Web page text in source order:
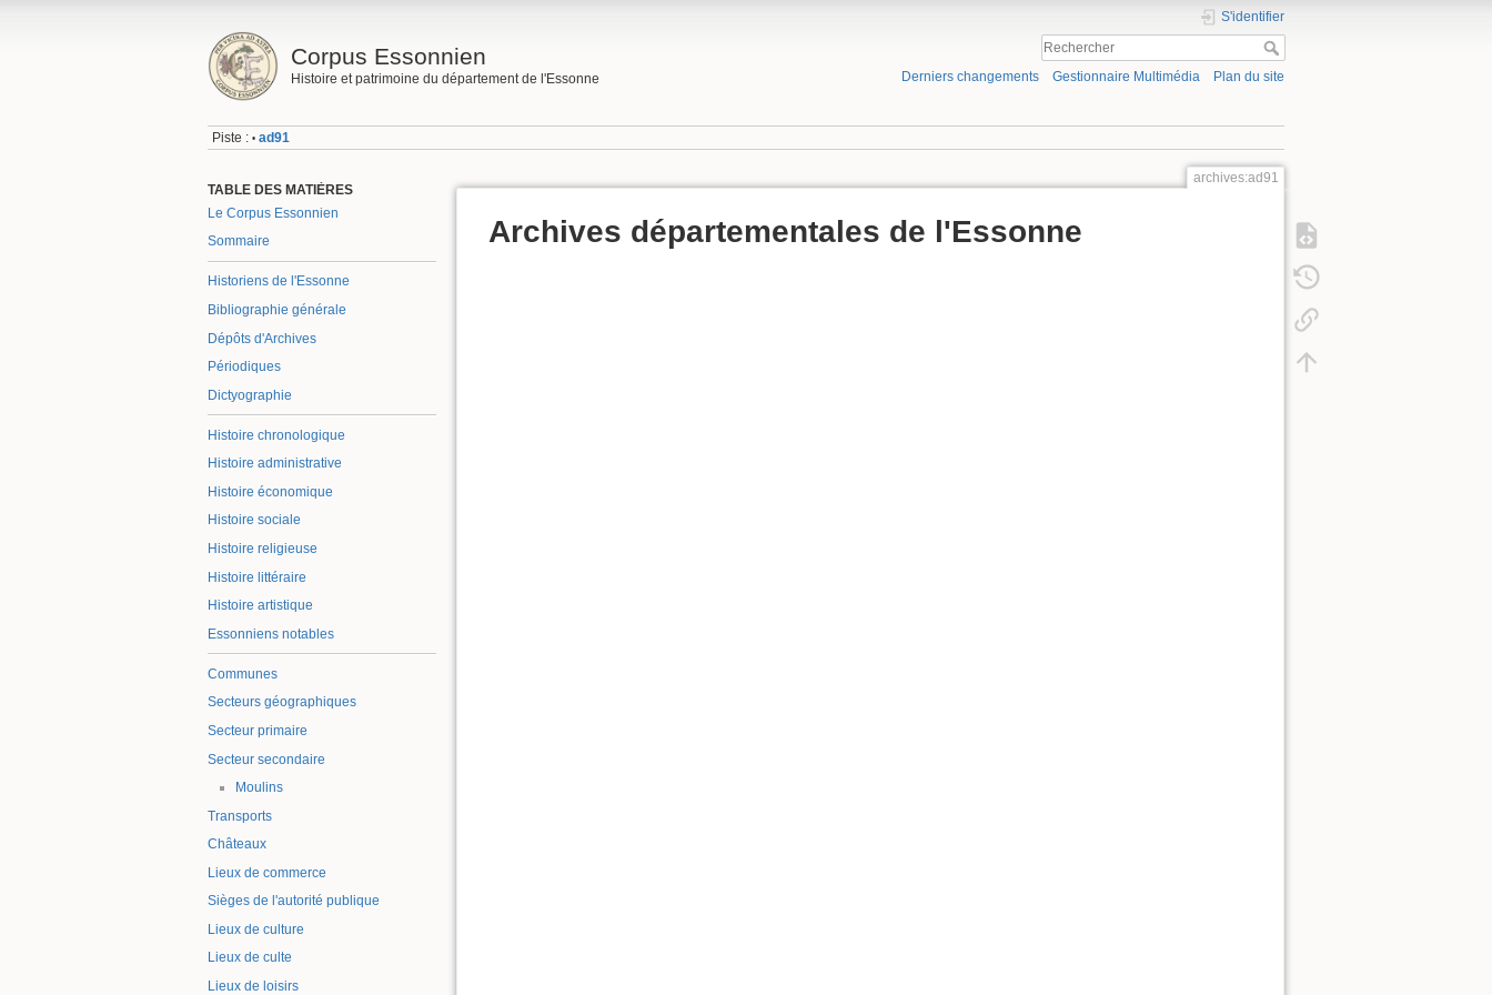
Corpus Essonnien
Histoire et patrimoine du département de l'Essonne
S'identifier
Derniers changements Gestionnaire Multimédia Plan du site
Piste : • ad91
TABLE DES MATIÈRES
Le Corpus Essonnien
Sommaire
Historiens de l'Essonne
Bibliographie générale
Dépôts d'Archives
Périodiques
Dictyographie
Histoire chronologique
Histoire administrative
Histoire économique
Histoire sociale
Histoire religieuse
Histoire littéraire
Histoire artistique
Essonniens notables
Communes
Secteurs géographiques
Secteur primaire
Secteur secondaire
Moulins
Transports
Châteaux
Lieux de commerce
Sièges de l'autorité publique
Lieux de culture
Lieux de culte
Lieux de loisirs
archives:ad91
Archives départementales de l'Essonne